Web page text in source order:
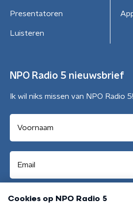
Presentatoren
Luisteren
NPO Radio 5 nieuwsbrief
Ik wil niks missen van NPO Radio 5!
Aanmelden